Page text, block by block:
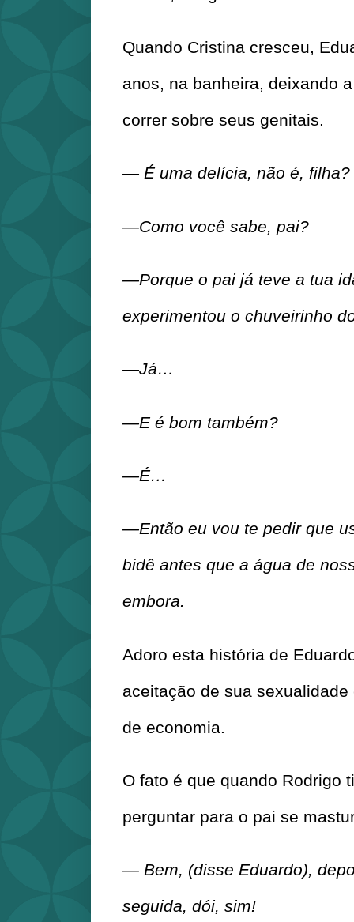
Quando Cristina cresceu,
anos, na banheira, deixando
correr sobre seus genitais.
— É uma delícia, não é, filha?
—Como você sabe, pai?
—Porque o pai já teve a tua
experimentou o chuveirinho
—Já…
—E é bom também?
—É…
—Então eu vou te pedir que
bidê antes que a água de
embora.
Adoro esta história de
aceitação de sua
de economia.
O fato é que quando Rodrigo
perguntar para o pai se
— Bem, (disse Eduardo),
seguida, dói, sim!